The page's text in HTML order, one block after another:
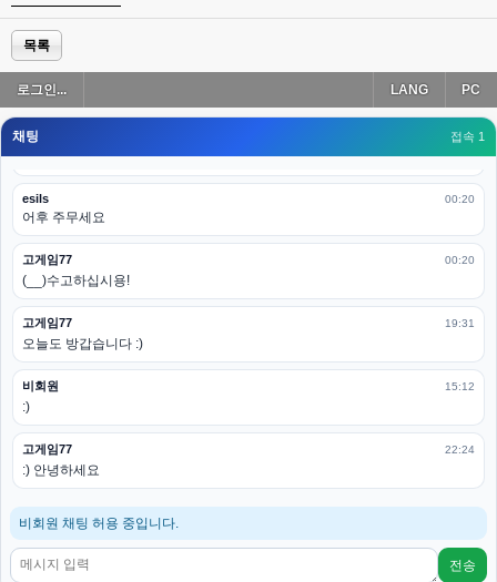
목록
로그인... PC
LANG
채팅 접속 1
esils 00:19
다 펼쳐두면 너무길어서 ..
esils 00:19
모바일로 보는데도 좀 불편하더라구요
고게임77 00:19
아 ㅋㅋ 내일도 심심하면 들리겠습니다. 벌써 12시가 넘었었네요
esils 00:20
어후 주무세요
고게임77 00:20
(__)수고하십시용!
고게임77 19:31
오늘도 방갑습니다 :)
비회원 15:12
:)
고게임77 22:24
:) 안녕하세요
비회원 채팅 허용 중입니다.
전송